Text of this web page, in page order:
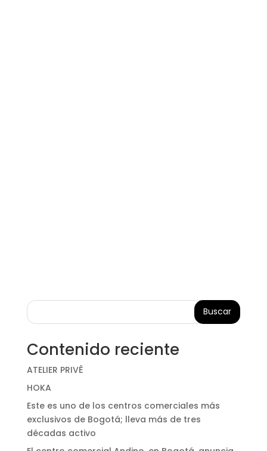
Buscar
Contenido reciente
ATELIER PRIVÊ
HOKA
Este es uno de los centros comerciales más
exclusivos de Bogotá; lleva más de tres
décadas activo